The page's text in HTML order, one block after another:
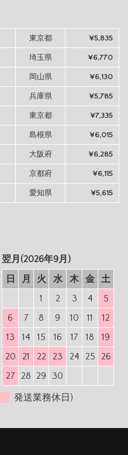
東京都 ¥5,835
埼玉県 ¥6,770
岡山県 ¥6,130
兵庫県 ¥5,785
東京都 ¥7,335
島根県 ¥6,015
大阪府 ¥6,285
京都府 ¥6,115
愛知県 ¥5,615
翌月(2026年9月)
日
月 火 水 木 金
土
1
2 3 4
5
6
7 8 9 10 11
12
13
14 15 16 17 18
19
20
21 22 23 24 25
26
27
28 29 30
発送業務休日)